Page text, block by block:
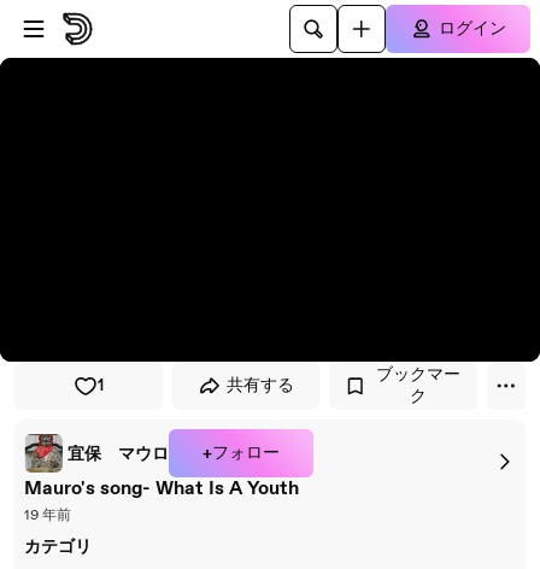
プレイヤーにスキップ
メインコンテンツにスキップ
ログイン
1 共有する
ブックマー
ク
宜保 マウロ +フォロー
Mauro's song- What Is A Youth
19 年前
カテゴリ